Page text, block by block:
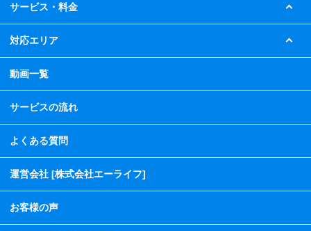
サービス・料金
対応エリア
動画一覧
サービスの流れ
よくある質問
運営会社 [株式会社エーライフ]
お客様の声